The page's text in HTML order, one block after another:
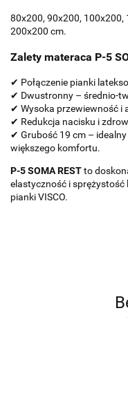
80x200, 90x200, 100x200,
200x200 cm.
Zalety materaca P-5
✔ Połączenie pianki
✔ Dwustronny – średnio-
✔ Wysoka przewiewność i
✔ Redukcja nacisku i
✔ Grubość 19 cm –
większego komfortu.
P-5 SOMA RESTto
elastyczność i
pianki VISCO.